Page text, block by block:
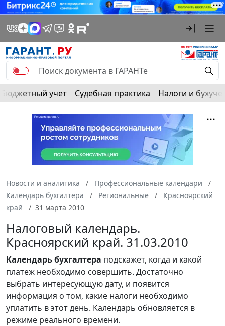
Бюджетный учет Судебная практика Налоги и
Новости и аналитика
Профессиональные календари
Календарь бухгалтера
Региональные
Красноярский
край
31 марта 2010
Налоговый календарь.
Красноярский край. 31.03.2010
Календарьбухгалтера подскажет, когда и какой
платеж необходимо совершить. Достаточно
выбрать интересующую дату, и появится
информация о том, какие налоги необходимо
уплатить в этот день. Календарь обновляется в
режиме реального времени.